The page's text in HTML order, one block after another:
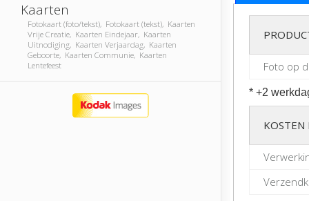
Kaarten
Fotokaart (foto/tekst), Fotokaart (tekst), Kaarten
Vrije Creatie, Kaarten Eindejaar, Kaarten
Uitnodiging, Kaarten Verjaardag, Kaarten
Geboorte, Kaarten Communie, Kaarten
Lentefeest
Foto op
* +2
KOSTEN